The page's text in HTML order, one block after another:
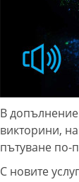
В
викторини,
пътуване по-
С новите